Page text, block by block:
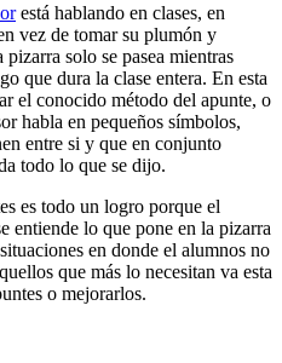
está hablando en clases, en
vez de tomar su plumón y
pizarra solo se pasea mientras
que dura la clase entera. En esta
el conocido método del apunte, o
habla en pequeños símbolos,
entre si y que en conjunto
todo lo que se dijo.
es todo un logro porque el
entiende lo que pone en la pizarra
en donde el alumnos no
que más lo necesitan va esta
o mejorarlos.